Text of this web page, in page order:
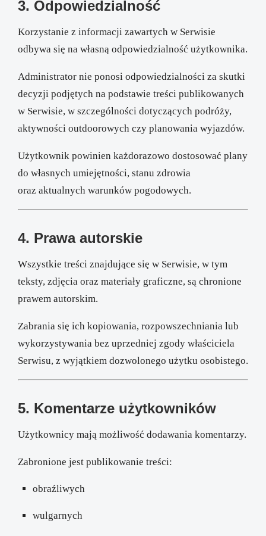
3. Odpowiedzialność
Korzystanie z informacji zawartych w Serwisie
odbywa się na własną odpowiedzialność użytkownika.
Administrator nie ponosi odpowiedzialności za skutki
decyzji podjętych na podstawie treści publikowanych
w Serwisie, w szczególności dotyczących podróży,
aktywności outdoorowych czy planowania wyjazdów.
Użytkownik powinien każdorazowo dostosować plany
do własnych umiejętności, stanu zdrowia
oraz aktualnych warunków pogodowych.
4. Prawa autorskie
Wszystkie treści znajdujące się w Serwisie, w tym
teksty, zdjęcia oraz materiały graficzne, są chronione
prawem autorskim.
Zabrania się ich kopiowania, rozpowszechniania lub
wykorzystywania bez uprzedniej zgody właściciela
Serwisu, z wyjątkiem dozwolonego użytku osobistego.
5. Komentarze użytkowników
Użytkownicy mają możliwość dodawania komentarzy.
Zabronione jest publikowanie treści:
obraźliwych
wulgarnych